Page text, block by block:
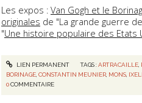
Les expos : Van Gogh et le
originales de "La grande guerre
"Une histoire populaire des Etats
LIEN PERMANENT TAGS :ARTRACAILLE,
BORINAGE,CONSTANTIN MEUNIER, MONS,
0COMMENTAIRE